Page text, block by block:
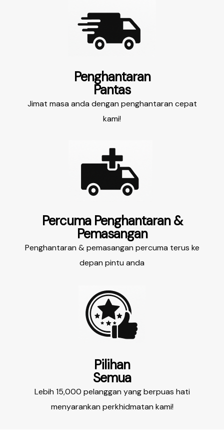
Penghantaran
Pantas
Jimat masa anda dengan penghantaran cepat
kami!
Percuma Penghantaran &
Pemasangan
Penghantaran & pemasangan percuma terus ke
depan pintu anda
Pilihan
Semua
Lebih 15,000 pelanggan yang berpuas hati
menyarankan perkhidmatan kami!